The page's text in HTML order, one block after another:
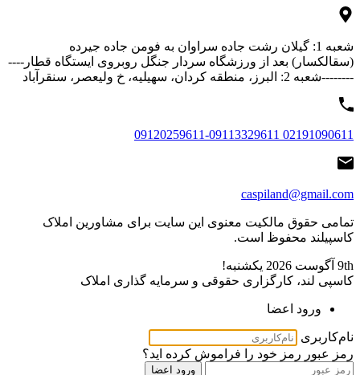
شعبه 1: گیلان رشت جاده سراوان به فومن جاده جیرده
(سقالکسار) بعد از ورزشگاه سردار جنگل روبروی ایستگاه قطار----
--------شعبه 2: البرز، منطقه کردان، سهیلیه، خ ولیعصر، سنقرآباد
02191090611 09120259611-09113329611
caspiland@gmail.com
تمامی حقوق مالکیت معنوی این ‌سایت برای مشاورین املاک
کاسپیلند محفوظ است.
9th آگوست 2026
یکشنبه!
کاسپی لند، کارگزاری حقوقی و سرمایه گذاری املاک
ورود اعضا
نام‌کاربری
رمز عبور رمز خود را فراموش کرده اید؟
ورود اعضا